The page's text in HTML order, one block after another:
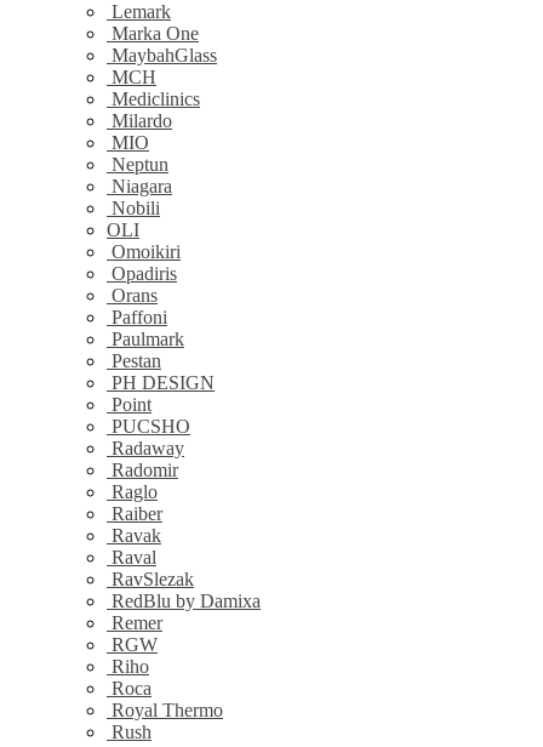
Lemark
Marka One
MaybahGlass
MCH
Mediclinics
Milardo
MIO
Neptun
Niagara
Nobili
OLI
Omoikiri
Opadiris
Orans
Paffoni
Paulmark
Pestan
PH DESIGN
Point
PUCSHO
Radaway
Radomir
Raglo
Raiber
Ravak
Raval
RavSlezak
RedBlu by Damixa
Remer
RGW
Riho
Roca
Royal Thermo
Rush